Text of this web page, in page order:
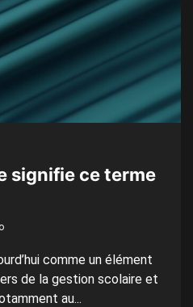
signifie ce terme
comme un élément
de la gestion scolaire et
au...